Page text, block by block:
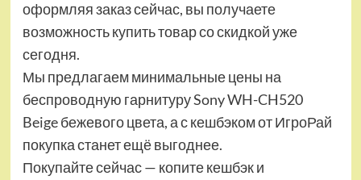
оформляя заказ сейчас, вы получаете
возможность купить товар со скидкой уже
сегодня.
Мы предлагаем минимальные цены на
беспроводную гарнитуру Sony WH-CH520
Beige бежевого цвета, а с кешбэком от ИгроРай
покупка станет ещё выгоднее.
Покупайте сейчас — копите кешбэк и